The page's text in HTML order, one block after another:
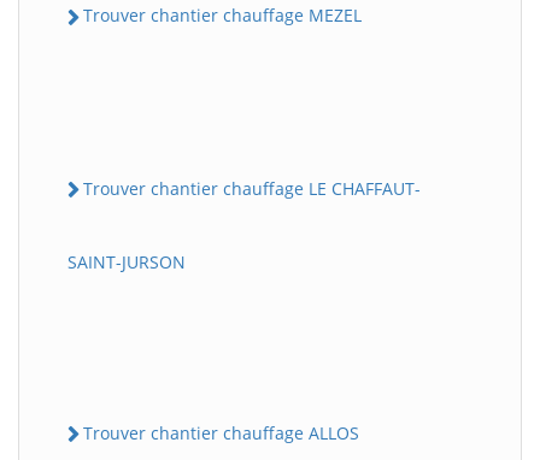
Trouver chantier chauffage MEZEL
Trouver chantier chauffage LE CHAFFAUT-
SAINT-JURSON
Trouver chantier chauffage ALLOS